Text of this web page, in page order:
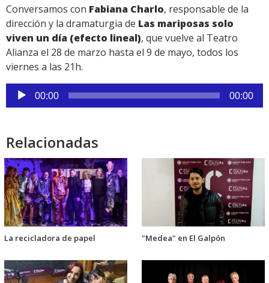
Link
Conversamos con Fabiana Charlo, responsable de la
dirección y la dramaturgia de Las mariposas solo
viven un día (efecto lineal), que vuelve al Teatro
Alianza el 28 de marzo hasta el 9 de mayo, todos los
viernes a las 21h.
Reproductor
de
00:00 00:00
Relacionadas
La recicladora de papel "Medea" en El Galpón